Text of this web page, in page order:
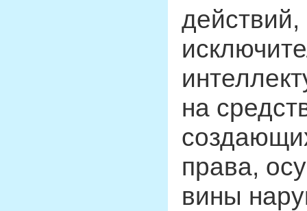
на
права,
вины